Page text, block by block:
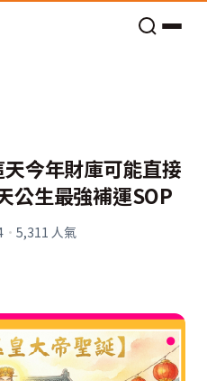
天今年財庫可能直接
公生最強補運SOP
· 5,311 人氣